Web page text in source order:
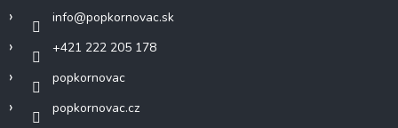
info@popkornovac.sk
+421 222 205 178
popkornovac
popkornovac.cz